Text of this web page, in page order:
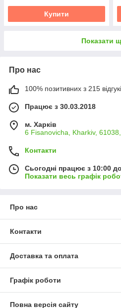
Купити
Показати
Про нас
100% позитивних з 215
Працює з 30.03.2018
м. Харків
6 Fisanovicha, Kharkiv,
Контакти
Сьогодні працює з 10:00
Показати весь графік
Про нас
Контакти
Доставка та оплата
Графік роботи
Повна версія сайту